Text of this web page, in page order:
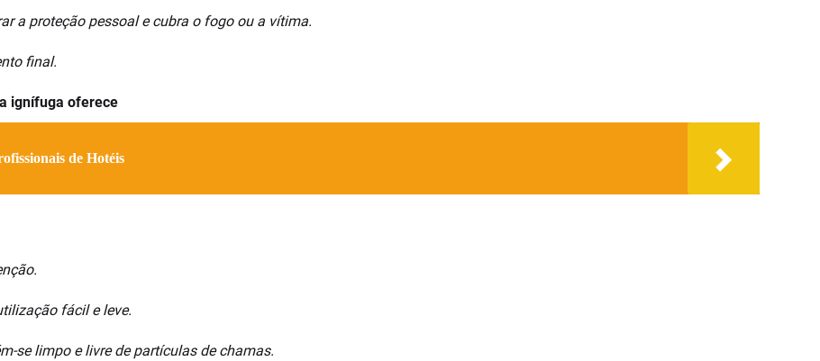
a proteção pessoal e cubra o fogo ou a vítima.
final.
ignífuga oferece
de Hotéis
fácil e leve.
se limpo e livre de partículas de chamas.